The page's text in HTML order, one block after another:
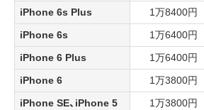
iPhone 6s Plus
1万8400円
iPhone 6s
1万6400円
iPhone 6 Plus
1万6400円
iPhone 6
1万3800円
iPhone SE、iPhone 5
1万3800円